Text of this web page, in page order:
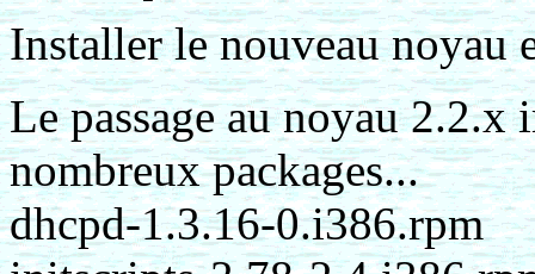
Installer le nouveau noyau
Le passage au noyau
nombreux packages...
dhcpd-1.3.16-0.i386.rpm